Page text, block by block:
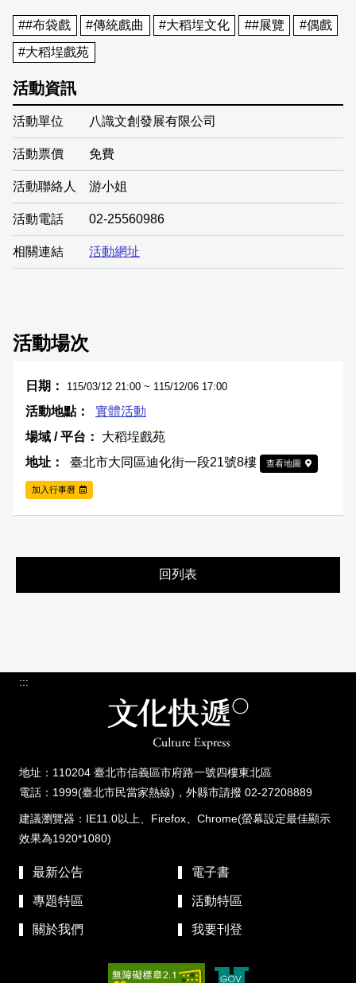
##布袋戲 #傳統戲曲 #大稻埕文化 ##展覽
#偶戲
#大稻埕戲苑
活動資訊
活動單位 八識文創發展有限公司
活動票價 免費
活動聯絡人 游小姐
活動電話 02-25560986
相關連結 活動網址
活動場次
115/03/12 21:00 ~ 115/12/06 17:00
實體活動
大稻埕戲苑
臺北市大同區迪化街一段21號8樓
查看地圖
加入行事曆
回列表
:::
地址：110204 臺北市信義區市府路一號四樓東北區
電話：1999(臺北市民當家熱線)，外縣市請撥 02-27208889
建議瀏覽器：IE11.0以上、Firefox、Chrome(螢幕設定最佳顯示
效果為1920*1080)
最新公告 電子書
專題特區 活動特區
關於我們 我要刊登